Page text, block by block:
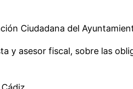
Ciudadana del
y asesor fiscal, sobre las